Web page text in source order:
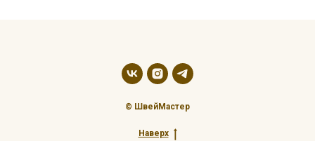
© ШвейМастер
Наверх